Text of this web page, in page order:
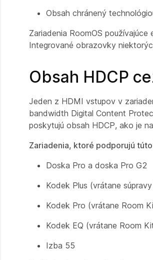
Obsah chránený
Zariadenia RoomOS
Integrované obrazovky
Obsah HDCP
Jeden z HDMI vstupov v
bandwidth Digital Content
poskytujú obsah HDCP, ako je
Zariadenia, ktoré podporujú
Doska Pro a doska Pro G2
Kodek Plus (vrátane
Kodek Pro (vrátane Room
Kodek EQ (vrátane Room
Izba 55